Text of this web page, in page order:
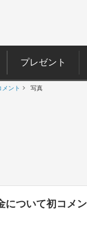
プレゼント
ント 写真
について初コメン